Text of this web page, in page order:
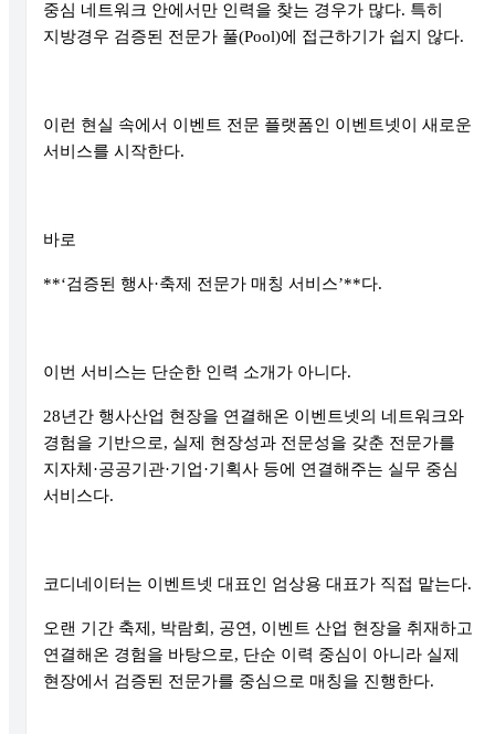
중심 네트워크 안에서만 인력을 찾는 경우가 많다. 특히
지방경우 검증된 전문가 풀(Pool)에 접근하기가 쉽지 않다.
이런 현실 속에서 이벤트 전문 플랫폼인 이벤트넷이 새로운
서비스를 시작한다.
바로
**‘검증된 행사·축제 전문가 매칭 서비스’**다.
이번 서비스는 단순한 인력 소개가 아니다.
28년간 행사산업 현장을 연결해온 이벤트넷의 네트워크와
경험을 기반으로, 실제 현장성과 전문성을 갖춘 전문가를
지자체·공공기관·기업·기획사 등에 연결해주는 실무 중심
서비스다.
코디네이터는 이벤트넷 대표인 엄상용 대표가 직접 맡는다.
오랜 기간 축제, 박람회, 공연, 이벤트 산업 현장을 취재하고
연결해온 경험을 바탕으로, 단순 이력 중심이 아니라 실제
현장에서 검증된 전문가를 중심으로 매칭을 진행한다.